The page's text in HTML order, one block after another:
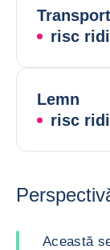
risc
Lemn
risc
Această